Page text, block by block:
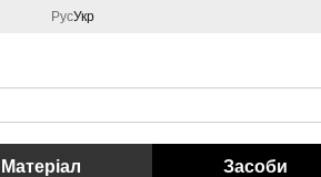
РусУкр
Матеріал Засоби